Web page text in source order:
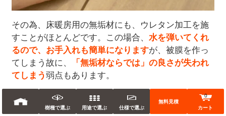
その為、床暖房用の無垢材にも、ウレタン加工を施
すことがほとんどです。この場合、水を弾いてくれ
るので、お手入れも簡単になりますが、被膜を作っ
てしまう故に、
「無垢材ならでは」の良さが失われ
てしまう弱点もあります。
やはり、無垢材には、自然の質感や調湿効果を失う
ことなく保てる、
浸透系のオイルがおすすめです。
樹種で選ぶ 用途で選ぶ 仕様で選ぶ
無料見積
0
カート